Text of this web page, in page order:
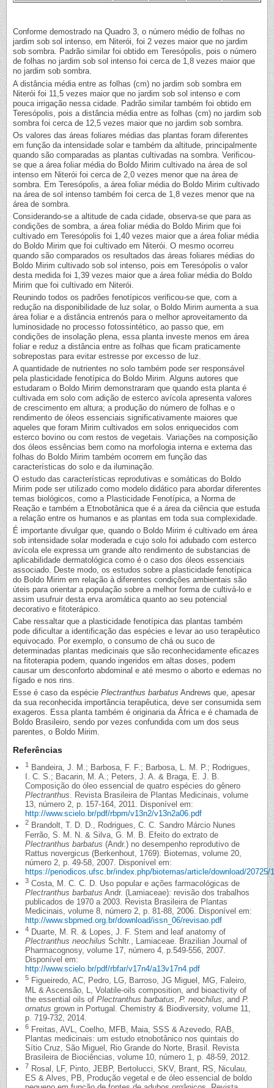
Conforme demostrado na Quadro 3, o número médio de folhas no
jardim sob sol intenso, em Niterói, foi 2 vezes maior que no jardim
sob sombra. Padrão similar foi obtido em Teresópolis, pois o número
de folhas no jardim sob sol intenso foi cerca de 1,8 vezes maior que
no jardim sob sombra.
A distância média entre as folhas (cm) no jardim sob sombra em
Niterói foi 11,5 vezes maior que no jardim sob sol intenso e com
pouca irrigação nessa cidade. Padrão similar também foi obtido em
Teresópolis, pois a distância média entre as folhas (cm) no jardim sob
sombra foi cerca de 12,5 vezes maior que no jardim sob sombra.
Os valores das áreas foliares médias das plantas foram diferentes
em função da intensidade solar e também da altitude, principalmente
quando são comparadas as plantas cultivadas na sombra. Verificou-
se que a área foliar média do Boldo Mirim cultivado na área de sol
intenso em Niterói foi cerca de 2,0 vezes menor que na área de
sombra. Em Teresópolis, a área foliar média do Boldo Mirim cultivado
na área de sol intenso também foi cerca de 1,8 vezes menor que na
área de sombra.
Considerando-se a altitude de cada cidade, observa-se que para as
condições de sombra, a área foliar média do Boldo Mirim que foi
cultivado em Teresópolis foi 1,40 vezes maior que a área foliar média
do Boldo Mirim que foi cultivado em Niterói. O mesmo ocorreu
quando são comparados os resultados das áreas foliares médias do
Boldo Mirim cultivado sob sol intenso, pois em Teresópolis o valor
desta medida foi 1,39 vezes maior que a área foliar média do Boldo
Mirim que foi cultivado em Niterói.
Reunindo todos os padrões fenotípicos verificou-se que, com a
redução na disponibilidade de luz solar, o Boldo Mirim aumenta a sua
área foliar e a distância entrenós para o melhor aproveitamento da
luminosidade no processo fotossintético, ao passo que, em
condições de insolação plena, essa planta investe menos em área
foliar e reduz a distância entre as folhas que ficam praticamente
sobrepostas para evitar estresse por excesso de luz.
A quantidade de nutrientes no solo também pode ser responsável
pela plasticidade fenotípica do Boldo Mirim. Alguns autores que
estudaram o Boldo Mirim demonstraram que quando esta planta é
cultivada em solo com adição de esterco avícola apresenta valores
de crescimento em altura; a produção do número de folhas e o
rendimento de óleos essenciais significativamente maiores que
aqueles que foram Mirim cultivados em solos enriquecidos com
esterco bovino ou com restos de vegetais. Variações na composição
dos óleos essências bem como na morfologia interna e externa das
folhas do Boldo Mirim também ocorrem em função das
características do solo e da iluminação.
O estudo das características reprodutivas e somáticas do Boldo
Mirim pode ser utilizado como modelo didático para abordar diferentes
temas biológicos, como a Plasticidade Fenotípica, a Norma de
Reação e também a Etnobotânica que é a área da ciência que estuda
a relação entre os humanos e as plantas em toda sua complexidade.
É importante divulgar que, quando o Boldo Mirim é cultivado em área
sob intensidade solar moderada e cujo solo foi adubado com esterco
avícola ele expressa um grande alto rendimento de substancias de
aplicabilidade dermatológica como é o caso dos óleos essenciais
associado. Deste modo, os estudos sobre a plasticidade fenotípica
do Boldo Mirim em relação à diferentes condições ambientais são
úteis para orientar a população sobre a melhor forma de cultivá-lo e
assim usufruir desta erva aromática quanto ao seu potencial
decorativo e fitoterápico.
Cabe ressaltar que a plasticidade fenotípica das plantas também
pode dificultar a identificação das espécies e levar ao uso terapêutico
equivocado. Por exemplo, o consumo de chá ou suco de
determinadas plantas medicinais que são reconhecidamente eficazes
na fitoterapia podem, quando ingeridos em altas doses, podem
causar um desconforto abdominal e até mesmo o aborto e edemas no
fígado e nos rins.
Esse é caso da espécie Plectranthus barbatus Andrews que, apesar
da sua reconhecida importância terapêutica, deve ser consumida sem
exageros. Essa planta também é originaria da África e é chamada de
Boldo Brasileiro, sendo por vezes confundida com um dos seus
parentes, o Boldo Mirim.
Referências
1
Bandeira, J. M.; Barbosa, F. F.; Barbosa, L. M. P.; Rodrigues,
I. C. S.; Bacarin, M. A.; Peters, J. A. & Braga, E. J. B.
Composição do óleo essencial de quatro espécies do gênero
Plectranthus. Revista Brasileira de Plantas Medicinais, volume
13, número 2, p. 157-164, 2011. Disponível em:
http://www.scielo.br/pdf/rbpm/v13n2/v13n2a06.pdf
2 Brandolt, T. D. D., Rodrigues, C. C. Sandro Márcio Nunes
Ferrão, S. M. N. & Silva, G. M. B. Efeito do extrato de
Plectranthus barbatus (Andr.) no desempenho reprodutivo de
Rattus novergicus (Berkenhout, 1769). Biotemas, volume 20,
número 2, p. 49-58, 2007. Disponível em:
https://periodicos.ufsc.br/index.php/biotemas/article/download/20725/
3 Costa, M. C. C. D. Uso popular e ações farmacológicas de
Plectranthus barbatus Andr. (Lamiaceae): revisão dos trabalhos
publicados de 1970 a 2003. Revista Brasileira de Plantas
Medicinais, volume 8, número 2, p. 81-88, 2006. Disponível em:
http://www.sbpmed.org.br/download/issn_06/revisao.pdf
4 Duarte, M. R. & Lopes, J. F. Stem and leaf anatomy of
Plectranthus neochilus Schltr., Lamiaceae. Brazilian Journal of
Pharmacognosy, volume 17, número 4, p.549-556, 2007.
Disponível em:
http://www.scielo.br/pdf/rbfar/v17n4/a13v17n4.pdf
5 Figueiredo, AC, Pedro, LG, Barroso, JG Miguel, MG, Faleiro,
ML & Ascensão, L, Volatile-oils composition, and bioactivity of
the essential oils of Plectranthus barbatus P. neochilus , and P.
ornatus grown in Portugal. Chemistry & Biodiversity, volume 11,
p. 719-732, 2014.
6 Freitas, AVL, Coelho, MFB, Maia, SSS & Azevedo, RAB,
Plantas medicinais: um estudo etnobotânico nos quintais do
Sítio Cruz, São Miguel, Rio Grande do Norte, Brasil. Revista
Brasileira de Biociências, volume 10, número 1, p. 48-59, 2012.
7 Rosal, LF, Pinto, JEBP, Bertolucci, SKV, Brant, RS, Niculau,
ES & Alves, PB, Produção vegetal e de óleo essencial de boldo